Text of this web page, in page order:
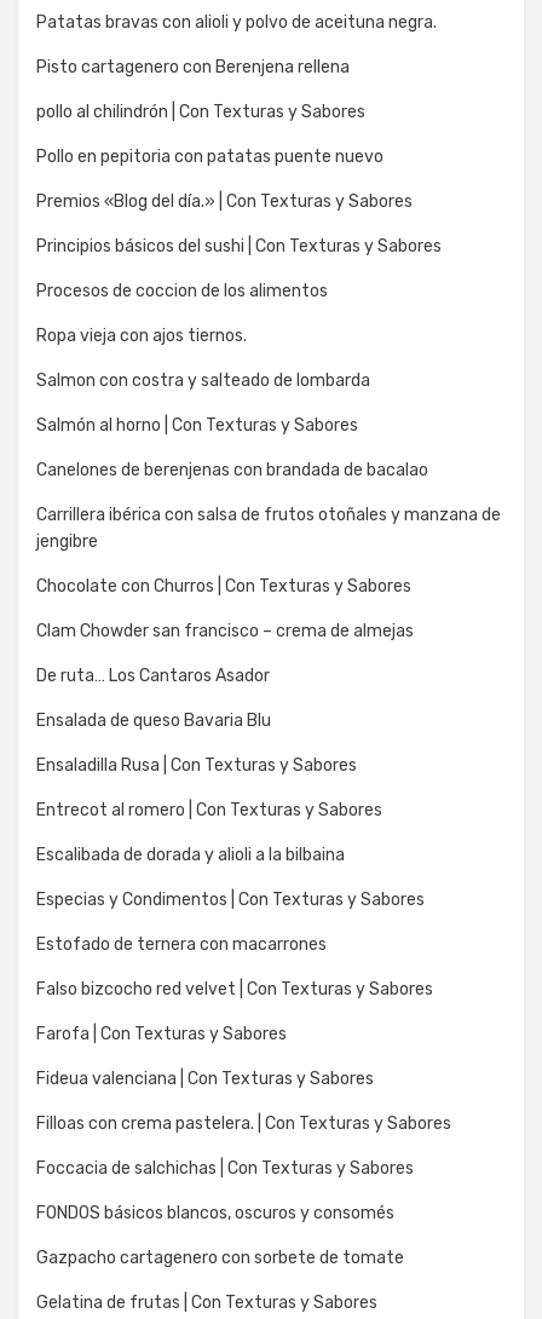
Patatas bravas con alioli y polvo de aceituna negra.
Pisto cartagenero con Berenjena rellena
pollo al chilindrón | Con Texturas y Sabores
Pollo en pepitoria con patatas puente nuevo
Premios «Blog del día.» | Con Texturas y Sabores
Principios básicos del sushi | Con Texturas y Sabores
Procesos de coccion de los alimentos
Ropa vieja con ajos tiernos.
Salmon con costra y salteado de lombarda
Salmón al horno | Con Texturas y Sabores
Canelones de berenjenas con brandada de bacalao
Carrillera ibérica con salsa de frutos otoñales y manzana de
jengibre
Chocolate con Churros | Con Texturas y Sabores
Clam Chowder san francisco – crema de almejas
De ruta… Los Cantaros Asador
Ensalada de queso Bavaria Blu
Ensaladilla Rusa | Con Texturas y Sabores
Entrecot al romero | Con Texturas y Sabores
Escalibada de dorada y alioli a la bilbaina
Especias y Condimentos | Con Texturas y Sabores
Estofado de ternera con macarrones
Falso bizcocho red velvet | Con Texturas y Sabores
Farofa | Con Texturas y Sabores
Fideua valenciana | Con Texturas y Sabores
Filloas con crema pastelera. | Con Texturas y Sabores
Foccacia de salchichas | Con Texturas y Sabores
FONDOS básicos blancos, oscuros y consomés
Gazpacho cartagenero con sorbete de tomate
Gelatina de frutas | Con Texturas y Sabores